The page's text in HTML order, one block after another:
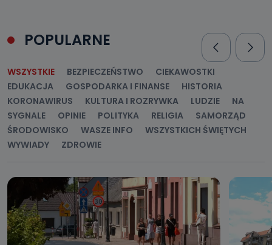
POPULARNE
WSZYSTKIE BEZPIECZEŃSTWO
CIEKAWOSTKI
EDUKACJA
GOSPODARKA I FINANSE
HISTORIA
KORONAWIRUS
KULTURA I ROZRYWKA LUDZIE
NA
SYGNALE
OPINIE POLITYKA RELIGIA
SAMORZĄD
ŚRODOWISKO
WASZE INFO
WSZYSTKICH ŚWIĘTYCH
WYWIADY
ZDROWIE